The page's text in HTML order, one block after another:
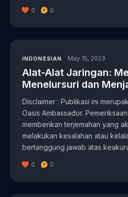
0 0
INDONESIAN May 15, 2023
Alat-Alat Jaringan:
Menelursuri dan
Disclaimer : Publikasi ini
Oasis Ambassador.
memberikan terjemahan yang
melakukan kesalahan atau
bertanggung jawab atas
0 0